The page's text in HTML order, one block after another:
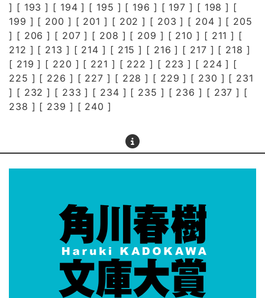
] [ 193 ] [ 194 ] [ 195 ] [ 196 ] [ 197 ] [ 198 ] [
199 ] [ 200 ] [ 201 ] [ 202 ] [ 203 ] [ 204 ] [ 205
] [ 206 ] [ 207 ] [ 208 ] [ 209 ] [ 210 ] [ 211 ] [
212 ] [ 213 ] [ 214 ] [ 215 ] [ 216 ] [ 217 ] [ 218 ]
[ 219 ] [ 220 ] [ 221 ] [ 222 ] [ 223 ] [ 224 ] [
225 ] [ 226 ] [ 227 ] [ 228 ] [ 229 ] [ 230 ] [ 231
] [ 232 ] [ 233 ] [ 234 ] [ 235 ] [ 236 ] [ 237 ] [
238 ] [ 239 ] [ 240 ]